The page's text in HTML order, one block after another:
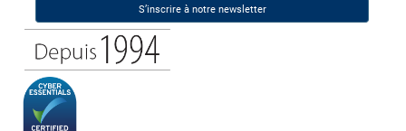
S’inscrire à notre newsletter